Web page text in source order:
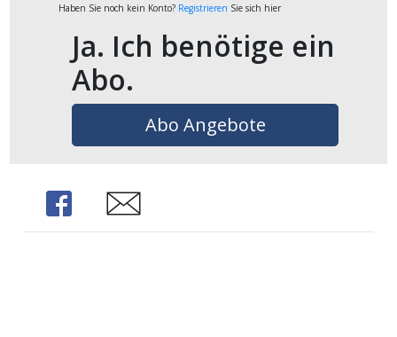
Haben Sie noch kein Konto? Registrieren Sie sich hier
Ja. Ich benötige ein
Abo.
Abo Angebote
Share Share